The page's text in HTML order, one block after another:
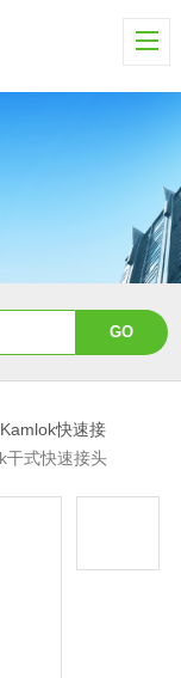
Kamlok快速接
干式快速接头